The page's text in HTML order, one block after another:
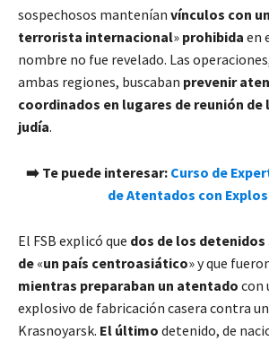
sospechosos mantenían vínculos con
terrorista internacional» prohibida en
nombre no fue revelado. Las
ambas regiones, buscaban prevenir
coordinados en lugares de reunión de
judía.
➡️ Te puede interesar: Curso de
de Atentados con
El FSB explicó que dos de los
de «un país centroasiático» y que
mientras preparaban un atentado con
explosivo de fabricación casera contra
Krasnoyarsk. El último detenido, de